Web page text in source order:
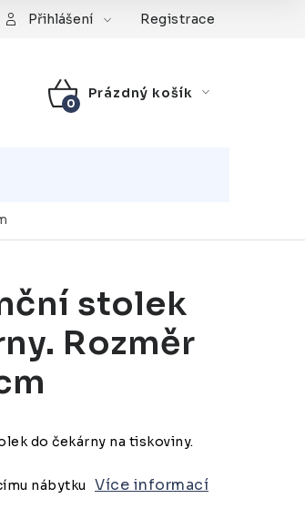
Přihlášení Registrace
NÁKUPNÍ
Prázdný košík
stolek
Rozměr
do čekárny na tiskoviny.
nábytku Více informací